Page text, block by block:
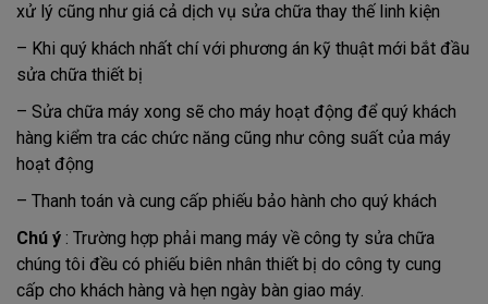
xử lý cũng như giá cả dịch vụ sửa chữa thay thế linh kiện
– Khi quý khách nhất chí với phương án kỹ thuật mới bắt đầu
sửa chữa thiết bị
– Sửa chữa máy xong sẽ cho máy hoạt động để quý khách
hàng kiểm tra các chức năng cũng như công suất của máy
hoạt động
– Thanh toán và cung cấp phiếu bảo hành cho quý khách
Chú ý : Trường hợp phải mang máy về công ty sửa chữa
chúng tôi đều có phiếu biên nhân thiết bị do công ty cung
cấp cho khách hàng và hẹn ngày bàn giao máy.